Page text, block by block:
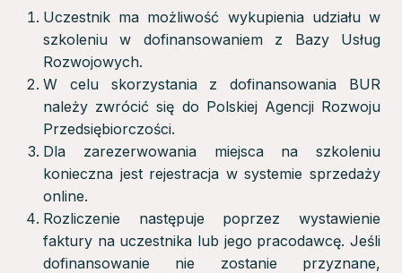
Uczestnik ma możliwość wykupienia udziału w
szkoleniu w dofinansowaniem z Bazy Usług
Rozwojowych.
W celu skorzystania z dofinansowania BUR
należy zwrócić się do Polskiej Agencji Rozwoju
Przedsiębiorczości.
Dla zarezerwowania miejsca na szkoleniu
konieczna jest rejestracja w systemie sprzedaży
online.
Rozliczenie następuje poprzez wystawienie
faktury na uczestnika lub jego pracodawcę. Jeśli
dofinansowanie nie zostanie przyznane,